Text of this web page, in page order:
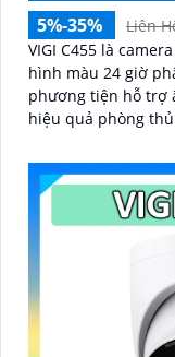
5%-35%
Liên
VIGI C455 là
hình màu 24 giờ
phương tiện hỗ trợ
hiệu quả phòng
ngày đêm